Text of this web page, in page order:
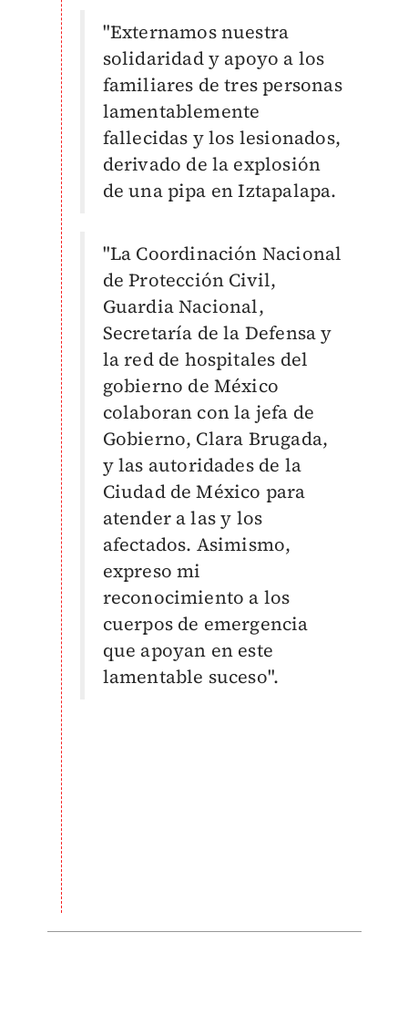
"Externamos nuestra
solidaridad y apoyo a los
familiares de tres personas
lamentablemente
fallecidas y los lesionados,
derivado de la explosión
de una pipa en Iztapalapa.
"La Coordinación Nacional
de Protección Civil,
Guardia Nacional,
Secretaría de la Defensa y
la red de hospitales del
gobierno de México
colaboran con la jefa de
Gobierno, Clara Brugada,
y las autoridades de la
Ciudad de México para
atender a las y los
afectados. Asimismo,
expreso mi
reconocimiento a los
cuerpos de emergencia
que apoyan en este
lamentable suceso".